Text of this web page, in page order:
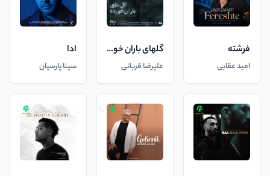
فرشته
امید عقابی
گلهای باران خورده
علیرضا قربانی
ادا
سینا پارسیان